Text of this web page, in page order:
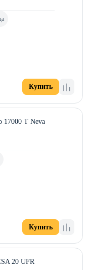
Купить
17000 T Neva
Купить
20 UFR